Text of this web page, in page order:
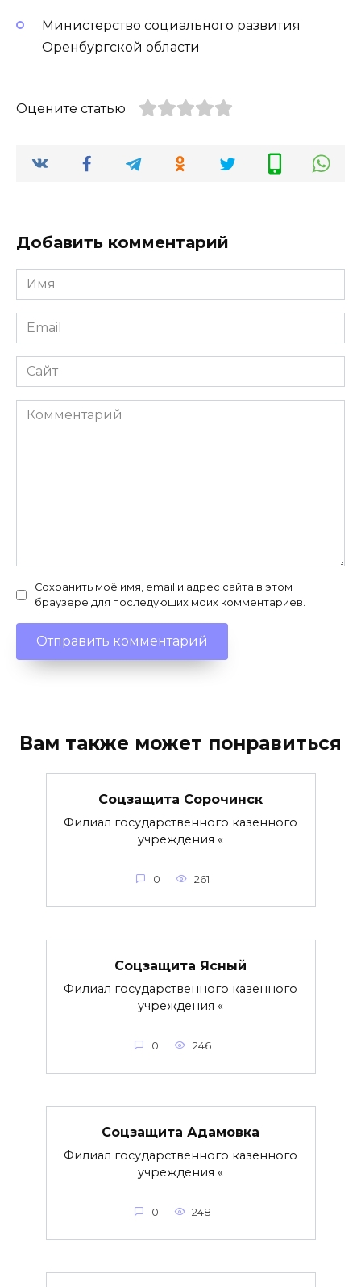
Министерство социального развития
Оренбургской области
Оцените статью
Добавить комментарий
Имя
*
Email
*
Сайт
Комментарий
Сохранить моё имя, email и адрес сайта в этом
браузере для последующих моих комментариев.
Вам также может понравиться
Соцзащита Сорочинск
Филиал государственного казенного
учреждения «
0 261
Соцзащита Ясный
Филиал государственного казенного
учреждения «
0 246
Соцзащита Адамовка
Филиал государственного казенного
учреждения «
0 248